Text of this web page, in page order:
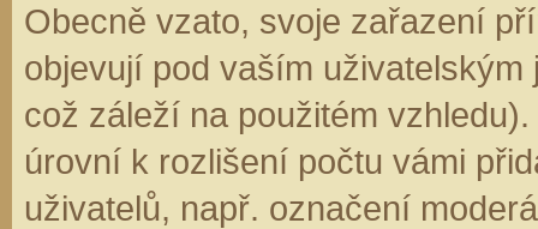
Obecně vzato, svoje zařazení
objevují pod vaším
což záleží na použitém
úrovní k rozlišení počtu vámi
uživatelů, např. označení